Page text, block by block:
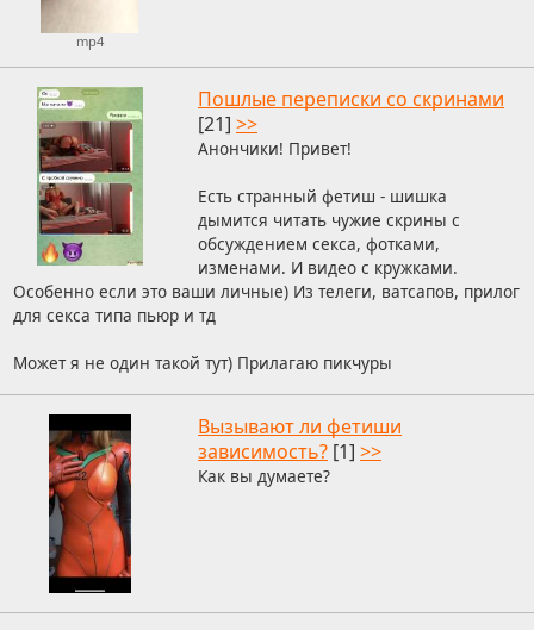
mp4
Пошлые переписки со скринами
[21] >>
Анончики! Привет!
Есть странный фетиш - шишка
дымится читать чужие скрины с
обсуждением секса, фотками,
изменами. И видео с кружками.
Особенно если это ваши личные) Из телеги, ватсапов, прилог
для секса типа пьюр и тд
Может я не один такой тут) Прилагаю пикчуры
Вызывают ли фетиши
зависимость? [1] >>
Как вы думаете?